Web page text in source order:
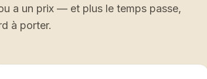
a un prix — et plus le temps passe,
à porter.